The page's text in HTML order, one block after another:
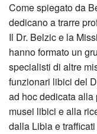
Come spiegato da
dedicano a trarre
Il Dr. Belzic e la
hanno formato un
specialisti di altre
funzionari libici del
ad hoc dedicata
musei libici e alla
dalla Libia e